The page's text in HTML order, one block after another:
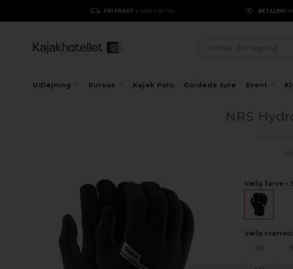
FRI FRAGT V. KØB FOR 750,- BETALING
Udlejning Kursus Kajak Polo Guidede ture Event
NRS
Vælg farve -
Vælg
XS
S